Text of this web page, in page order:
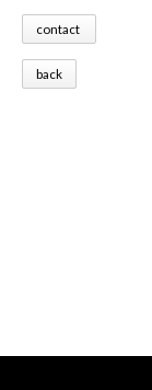
contact
back